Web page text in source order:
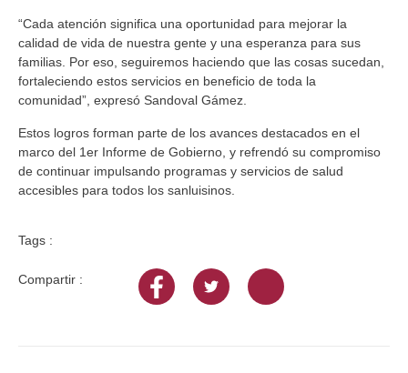
“Cada atención significa una oportunidad para mejorar la
calidad de vida de nuestra gente y una esperanza para sus
familias. Por eso, seguiremos haciendo que las cosas sucedan,
fortaleciendo estos servicios en beneficio de toda la
comunidad”, expresó Sandoval Gámez.
Estos logros forman parte de los avances destacados en el
marco del 1er Informe de Gobierno, y refrendó su compromiso
de continuar impulsando programas y servicios de salud
accesibles para todos los sanluisinos.
Tags :
Compartir :